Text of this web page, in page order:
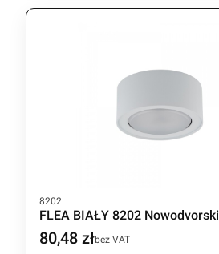
Kod produktu
8202
FLEA BIAŁY 8202 Nowodvorski
Cena
80,48 złbez VAT